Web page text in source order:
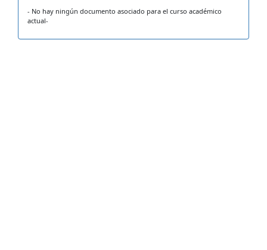
- No hay ningún documento asociado para el curso académico
actual-